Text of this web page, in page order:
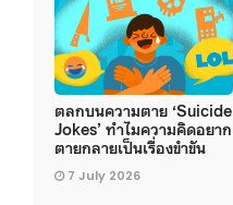
ตลกบนความตาย ‘Suicide
Jokes’ ทำไมความคิดอยาก
ตายกลายเป็นเรื่องขำขัน
7 July 2026